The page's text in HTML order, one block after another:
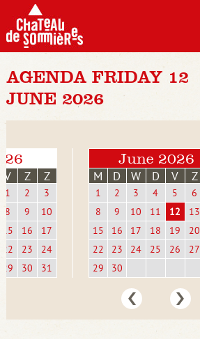
AGENDA FRIDAY 12
JUNE 2026
V Z Z
1 2
3
8
9
10
15
16
17
22
23
24
29
30 31
June 2026
M D W D V Z
1 2 3 4 5 6
8
9 10 11 12 13
15
16 17 18 19 20
22
23 24 25 26 27
29
30